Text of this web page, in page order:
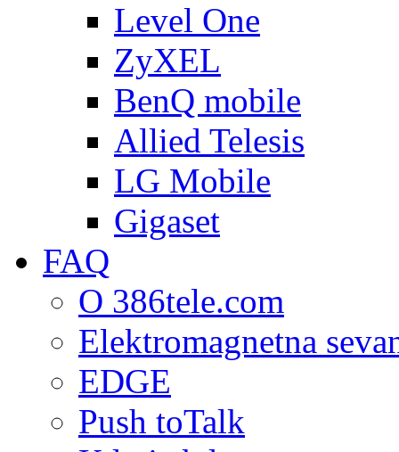
Level One
ZyXEL
BenQ mobile
Allied Telesis
LG Mobile
Gigaset
FAQ
O 386tele.com
Elektromagnetna
EDGE
Push toTalk